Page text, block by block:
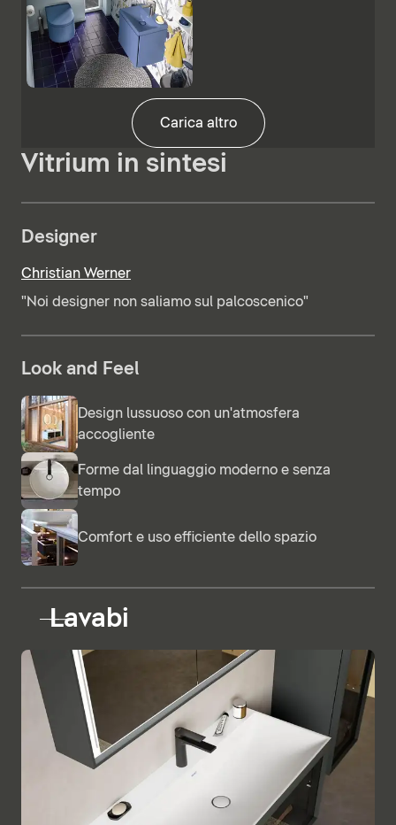
Carica altro
Vitrium in sintesi
Designer
Christian Werner
"Noi designer non saliamo sul palcoscenico"
Look and Feel
Design lussuoso con un'atmosfera
accogliente
Forme dal linguaggio moderno e senza
tempo
Comfort e uso efficiente dello spazio
Lavabi